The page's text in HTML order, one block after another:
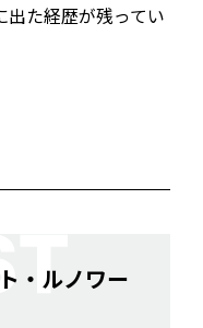
た経歴が残ってい
・ルノワー